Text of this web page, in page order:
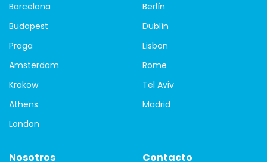
Barcelona
Berlín
Budapest
Dublín
Praga
Lisbon
Amsterdam
Rome
Krakow
Tel Aviv
Athens
Madrid
London
Nosotros Contacto